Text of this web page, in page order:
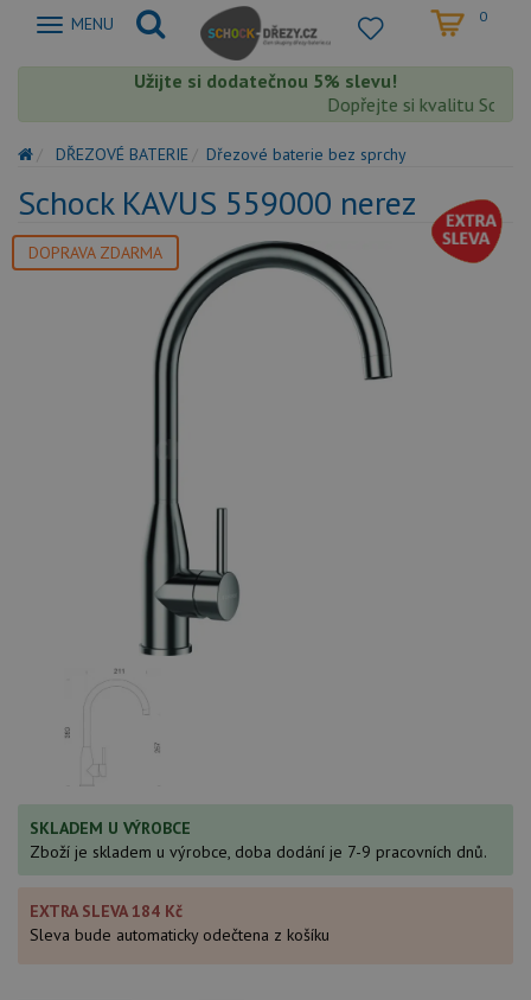
Zobrazit
MENU 0
Užijte si dodatečnou 5% slevu!
Dopřejte si kvalitu
DŘEZOVÉ BATERIE Dřezové baterie bez sprchy
Schock KAVUS 559000 nerez
DOPRAVA ZDARMA
SKLADEM U VÝROBCE
Zboží je skladem u výrobce, doba dodání je 7-9 pracovních dnů.
EXTRA SLEVA 184 Kč
Sleva bude automaticky odečtena z košíku